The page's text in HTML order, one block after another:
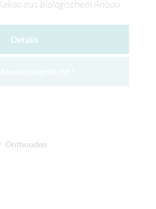
aus biologischem Anbau
Details
Onthouden